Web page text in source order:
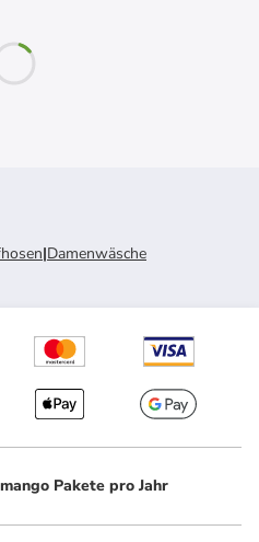
|Damenwäsche
Pakete pro Jahr